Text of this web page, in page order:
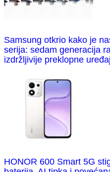
Samsung otkrio kako je
serija: sedam generacija
izdržljivije preklopne
HONOR 600 Smart 5G